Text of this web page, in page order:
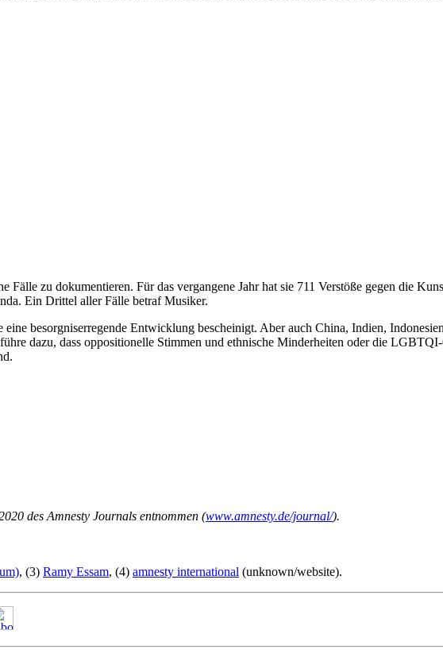
Fälle zu dokumentieren. Für das vergangene Jahr hat sie 711 Verstöße gegen die
Ein Drittel aller Fälle betraf Musiker.
besorgniserregende Entwicklung bescheinigt. Aber auch China, Indien,
dazu, dass oppositionelle Stimmen und ethnische Minderheiten oder die
des Amnesty Journals entnommen (www.amnesty.de/journal/).
, (3) Ramy Essam, (4) amnesty international (unknown/website).